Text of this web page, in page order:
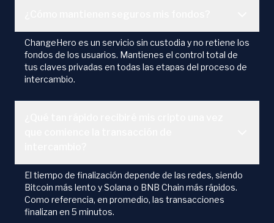
ChangeHero es un servicio sin custodia y no retiene los
fondos de los usuarios. Mantienes el control total de
tus claves privadas en todas las etapas del proceso de
intercambio.
El tiempo de finalización depende de las redes, siendo
Bitcoin más lento y Solana o BNB Chain más rápidos.
Como referencia, en promedio, las transacciones
finalizan en 5 minutos.